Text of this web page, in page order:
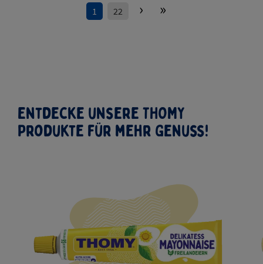
1 22 › »
Entdecke unsere THOMY
Produkte für mehr Genuss!